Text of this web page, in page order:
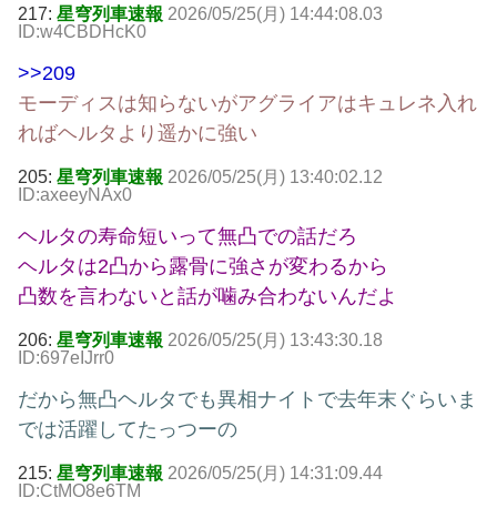
217: 星穹列車速報 2026/05/25(月) 14:44:08.03
ID:w4CBDHcK0
>>209
モーディスは知らないがアグライアはキュレネ入れ
ればヘルタより遥かに強い
205: 星穹列車速報 2026/05/25(月) 13:40:02.12
ID:axeeyNAx0
ヘルタの寿命短いって無凸での話だろ
ヘルタは2凸から露骨に強さが変わるから
凸数を言わないと話が噛み合わないんだよ
206: 星穹列車速報 2026/05/25(月) 13:43:30.18
ID:697eIJrr0
だから無凸ヘルタでも異相ナイトで去年末ぐらいま
では活躍してたっつーの
215: 星穹列車速報 2026/05/25(月) 14:31:09.44
ID:CtMO8e6TM